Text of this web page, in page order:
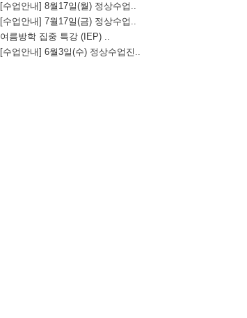
[수업안내] 8월17일(월) 정상수업..
[수업안내] 7월17일(금) 정상수업..
여름방학 집중 특강 (IEP) ..
[수업안내] 6월3일(수) 정상수업진..